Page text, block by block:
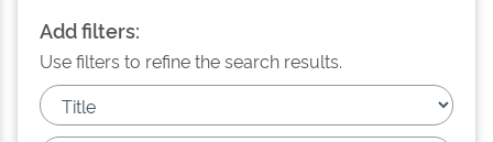
Add filters:
Use filters to refine the search results.